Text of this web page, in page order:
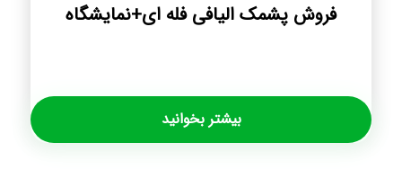
فروش پشمک الیافی فله ای+نمایشگاه
بیشتر بخوانید